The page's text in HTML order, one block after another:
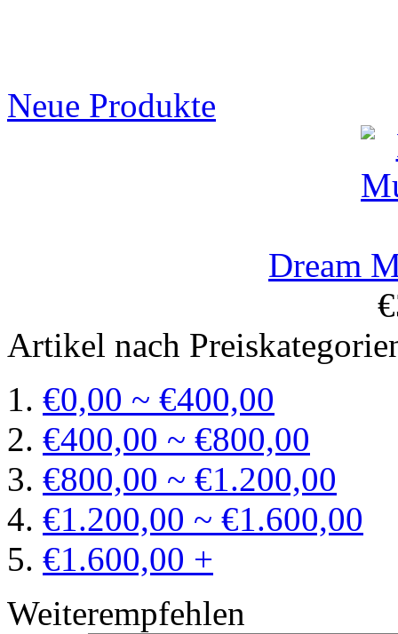
Neue Produkte
Dream
Artikel nach
€0,00 ~ €400,00
€400,00 ~ €800,00
€800,00 ~ €1.200,00
€1.200,00 ~ €1.600,00
€1.600,00 +
Weiterempfehlen